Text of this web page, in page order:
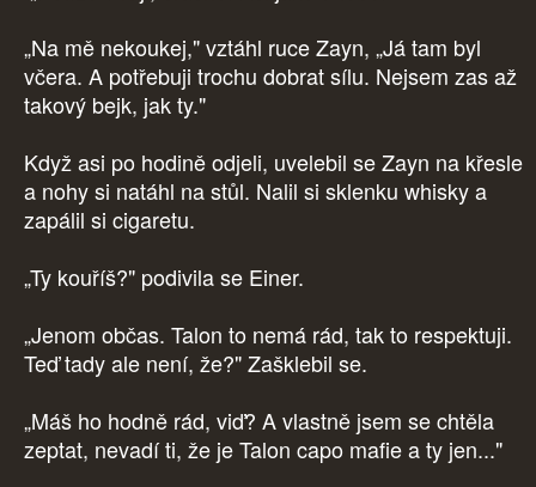
„Na mě nekoukej," vztáhl ruce Zayn, „Já tam byl
včera. A potřebuji trochu dobrat sílu. Nejsem zas až
takový bejk, jak ty."
Když asi po hodině odjeli, uvelebil se Zayn na křesle
a nohy si natáhl na stůl. Nalil si sklenku whisky a
zapálil si cigaretu.
„Ty kouříš?" podivila se Einer.
„Jenom občas. Talon to nemá rád, tak to respektuji.
Teď tady ale není, že?" Zašklebil se.
„Máš ho hodně rád, viď? A vlastně jsem se chtěla
zeptat, nevadí ti, že je Talon capo mafie a ty jen..."